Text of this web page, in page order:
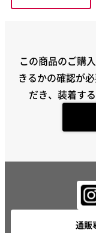
この商品のご購
きるかの確認が
だき、装着す
通販